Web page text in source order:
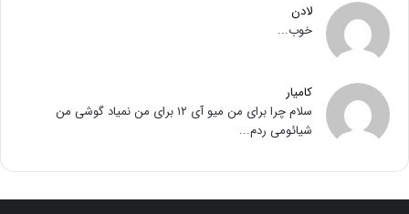
لادن
خوب...
کامیار
سلام چرا برای من میو آی ۱۲ برای من نمیاد گوشی من
شیائومی ردم...